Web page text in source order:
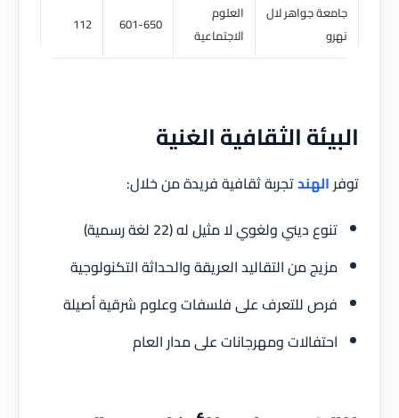
جواهر لال
العلوم
601-650
112
الثقافية الغنية
تجربة ثقافية فريدة من خلال:
ديني ولغوي لا مثيل له (22 لغة رسمية)
من التقاليد العريقة والحداثة التكنولوجية
للتعرف على فلسفات وعلوم شرقية أصيلة
ومهرجانات على مدار العام